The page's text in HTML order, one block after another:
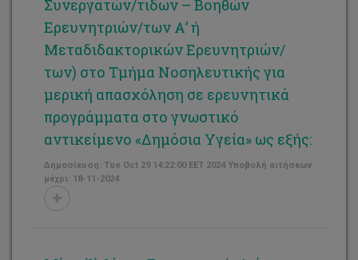
Συνεργατών/τιδων – Βοηθών
Ερευνητριών/των Α’ ή
Μεταδιδακτορικών Ερευνητριών/
των) στο Τμήμα Νοσηλευτικής για
μερική απασχόληση σε ερευνητικά
προγράμματα στο γνωστικό
αντικείμενο «Δημόσια Υγεία» ως εξής:
Δημοσίευση: Tue Oct 29 14:22:00 EET 2024 Υποβολή αιτήσεων
μέχρι: 18-11-2024